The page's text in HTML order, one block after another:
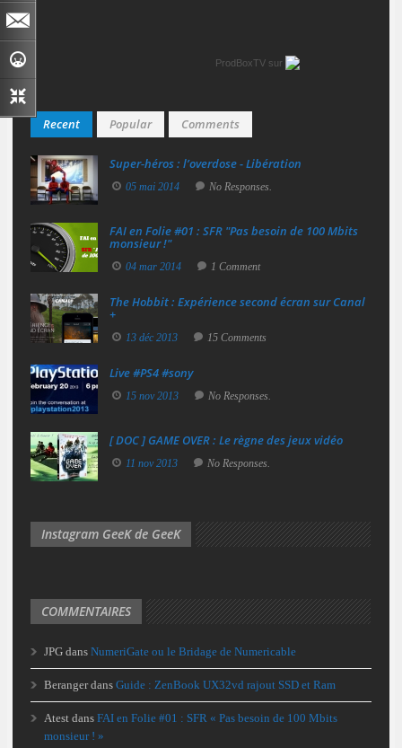
ProdBoxTV sur
Recent Popular Comments
Super‑héros : l’overdose - Libération
05 mai 2014 No Responses.
FAI en Folie #01 : SFR "Pas besoin de 100 Mbits
monsieur !"
04 mar 2014 1 Comment
The Hobbit : Expérience second écran sur Canal
+
13 déc 2013 15 Comments
Live #PS4 #sony
15 nov 2013 No Responses.
[ DOC ] GAME OVER : Le règne des jeux vidéo
11 nov 2013 No Responses.
Instagram GeeK de GeeK
COMMENTAIRES
JPG dans NumeriGate ou le Bridage de Numericable
Berangerdans Guide : ZenBook UX32vd rajout SSD et Ram
Atest dans FAI en Folie #01 : SFR « Pas besoin de 100 Mbits
monsieur ! »